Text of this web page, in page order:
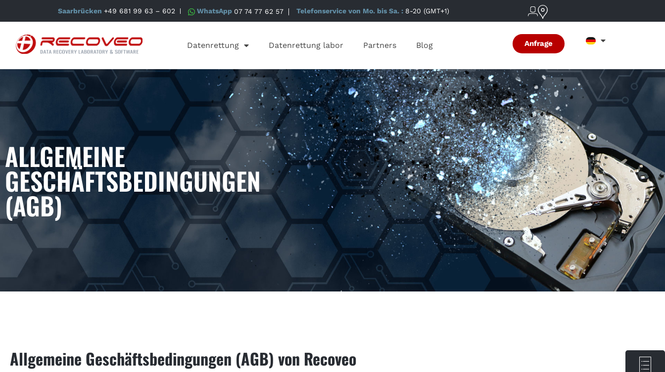
Saarbrücken +49 681 99 63 – 602 WhatsApp 07 74 77 62 57 Telefonservice von Mo. bis Sa. : 8-20 (GMT+1)
Datenrettung Datenrettung labor Partners Blog Anfrage
ALLGEMEINE
GESCHÄFTSBEDINGUNGEN
(AGB)
Allgemeine Geschäftsbedingungen (AGB) von Recoveo